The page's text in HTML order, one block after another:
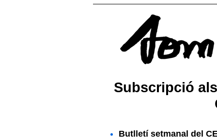
Subscripció
Butlletí setmanal del